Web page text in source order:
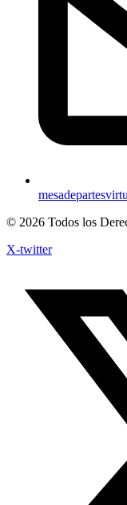
© 2026 Todos los
X-twitter